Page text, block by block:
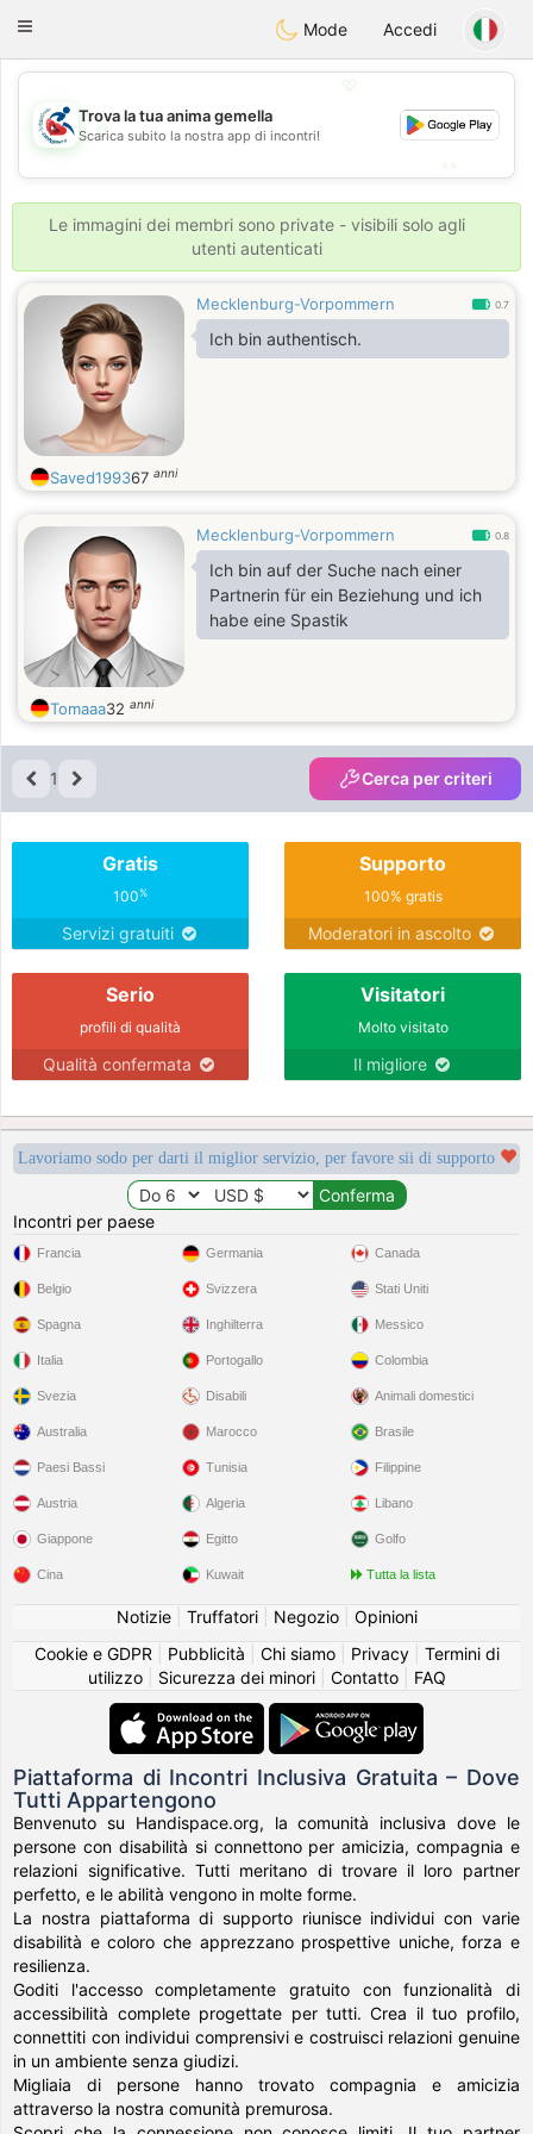
Handi Space
Toggle
Mode Accedi
💖
💕
Trova la tua anima gemella
Scarica subito la nostra app di incontri!
Le immagini dei membri sono private - visibili solo agli
utenti autenticati
Mecklenburg-Vorpommern 0.7
Ich bin authentisch.
Saved199367 anni
Mecklenburg-Vorpommern 0.8
Ich bin auf der Suche nach einer
Partnerin für ein Beziehung und ich
habe eine Spastik
Tomaaa32 anni
1 Cerca per criteri
Gratis
100%
Servizi gratuiti
Supporto
100% gratis
Moderatori in ascolto
Serio
profili di qualità
Qualità confermata
Visitatori
Molto visitato
Il migliore
Lavoriamo sodo per darti il miglior servizio, per favore sii di supporto
Incontri per paese
Francia
Belgio
Spagna
Italia
Svezia
Germania
Svizzera
Inghilterra
Portogallo
Disabili
Canada
Stati Uniti
Messico
Colombia
Animali domestici
Australia
Paesi Bassi
Austria
Giappone
Cina
Marocco
Tunisia
Algeria
Egitto
Kuwait
Brasile
Filippine
Libano
Golfo
Tutta la lista
Notizie| Truffatori| Negozio| Opinioni
Cookie e GDPR
Pubblicità Chi siamo| Privacy| Termini di
utilizzo| Sicurezza dei minori| Contatto| FAQ
Piattaforma di Incontri Inclusiva Gratuita – Dove
Tutti Appartengono
Benvenuto su Handispace.org, la comunità inclusiva dove le
persone con disabilità si connettono per amicizia, compagnia e
relazioni significative. Tutti meritano di trovare il loro partner
perfetto, e le abilità vengono in molte forme.
La nostra piattaforma di supporto riunisce individui con varie
disabilità e coloro che apprezzano prospettive uniche, forza e
resilienza.
Goditi l'accesso completamente gratuito con funzionalità di
accessibilità complete progettate per tutti. Crea il tuo profilo,
connettiti con individui comprensivi e costruisci relazioni genuine
in un ambiente senza giudizi.
Migliaia di persone hanno trovato compagnia e amicizia
attraverso la nostra comunità premurosa.